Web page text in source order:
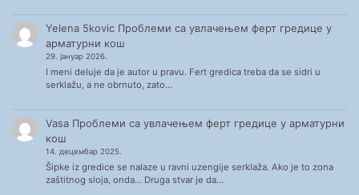
Yelena 5kovic Проблеми са увлачењем ферт гредице у
арматурни кош
29. јануар 2026.
I meni deluje da je autor u pravu. Fert gredica treba da se sidri u
serklažu, a ne obrnuto, zato…
Vasa Проблеми са увлачењем ферт гредице у арматурни
кош
14. децембар 2025.
Šipke iz gredice se nalaze u ravni uzengije serklaža. Ako je to zona
zaštitnog sloja, onda... Druga stvar je da…